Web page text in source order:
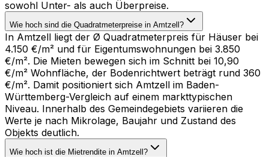
sowohl Unter- als auch Überpreise.
Wie hoch sind die Quadratmeterpreise in Amtzell?
In Amtzell liegt der Ø Quadratmeterpreis für Häuser bei
4.150 €/m² und für Eigentumswohnungen bei 3.850
€/m². Die Mieten bewegen sich im Schnitt bei 10,90
€/m² Wohnfläche, der Bodenrichtwert beträgt rund 360
€/m². Damit positioniert sich Amtzell im Baden-
Württemberg-Vergleich auf einem markttypischen
Niveau. Innerhalb des Gemeindegebiets variieren die
Werte je nach Mikrolage, Baujahr und Zustand des
Objekts deutlich.
Wie hoch ist die Mietrendite in Amtzell?